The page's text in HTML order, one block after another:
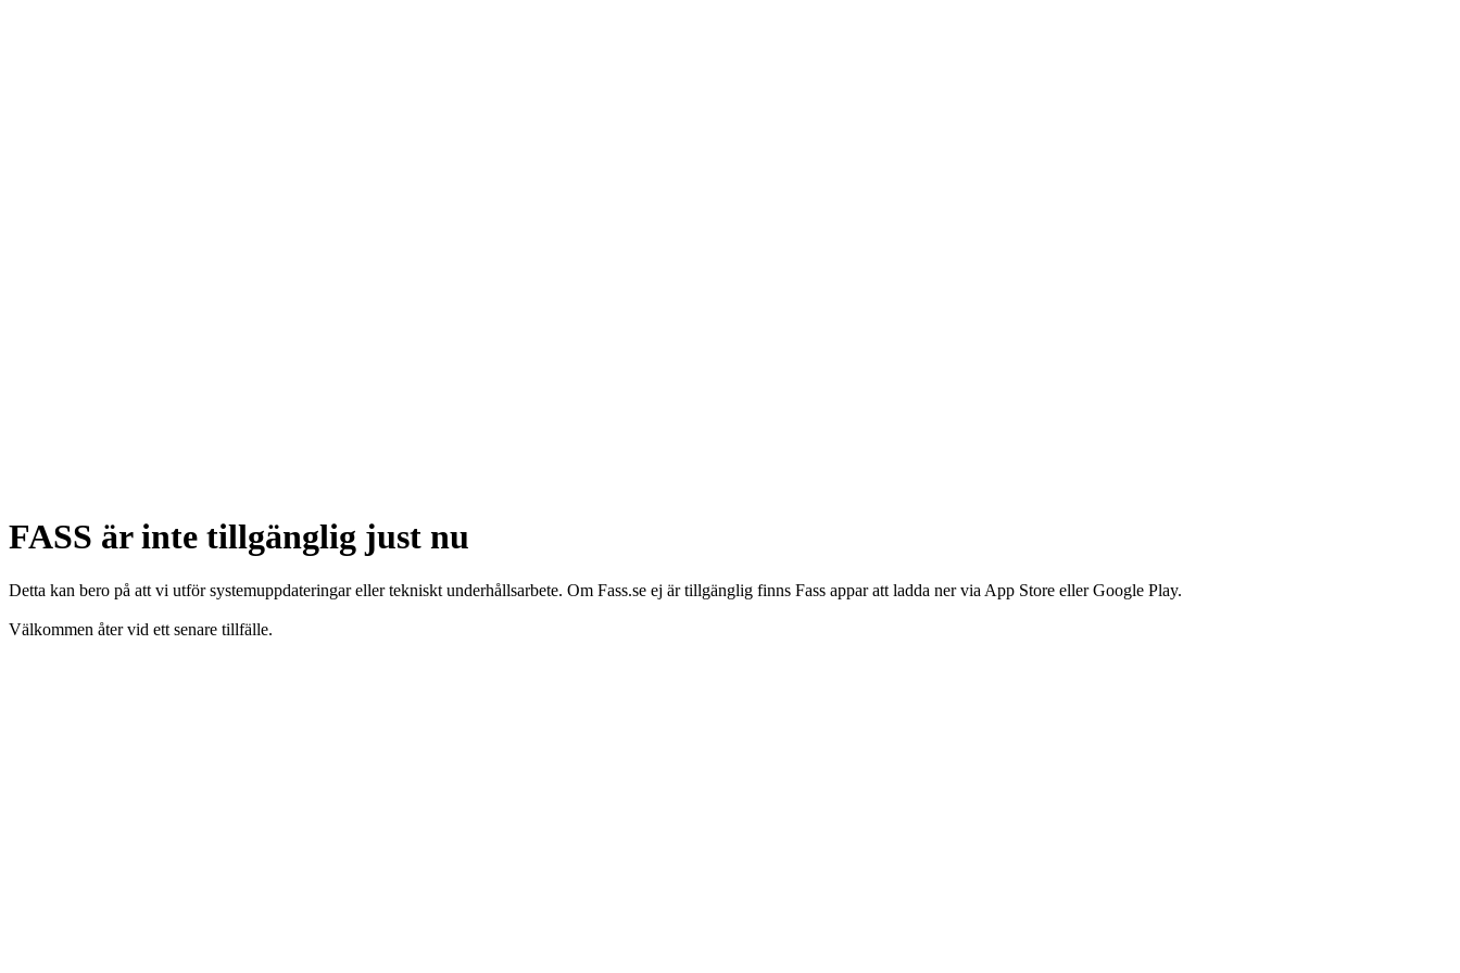
FASS är inte tillgänglig just nu
Detta kan bero på att vi utför systemuppdateringar eller tekniskt underhållsarbete. Om Fass.se ej är tillgänglig finns Fass appar att ladda ner via App Store eller Google Play.
Välkommen åter vid ett senare tillfälle.